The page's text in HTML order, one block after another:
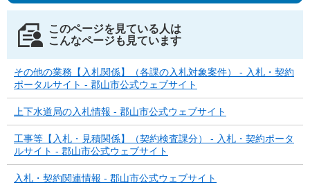
このページを見ている人は
こんなページも見ています
その他の業務【入札関係】（各課の入札対象案件） - 入札・契約
ポータルサイト - 郡山市公式ウェブサイト
上下水道局の入札情報 - 郡山市公式ウェブサイト
工事等【入札・見積関係】（契約検査課分） - 入札・契約ポータ
ルサイト - 郡山市公式ウェブサイト
入札・契約関連情報 - 郡山市公式ウェブサイト